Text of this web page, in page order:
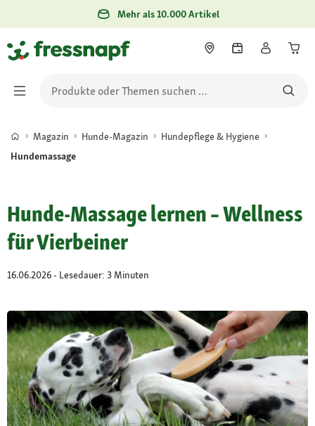
Mehr als 10.000 Artikel
Magazin Hunde-Magazin
Hundepflege & Hygiene
Hundemassage
Hunde-Massage lernen – Wellness
für Vierbeiner
16.06.2026 - Lesedauer: 3 Minuten